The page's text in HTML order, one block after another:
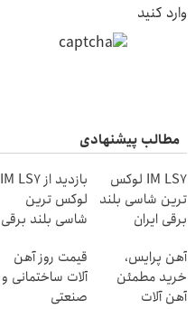
وارد کنید
مطالب پیشنهادی
IM LS7 لوکس
ترین شاسی بلند
برقی ایران
بازدید از IM LS7
لوکس ترین
شاسی بلند برقی
انقلاب
آهن پرایس،
خرید مطمئن
آهن آلات
قیمت روز آهن
آلات ساختمانی و
صنعتی